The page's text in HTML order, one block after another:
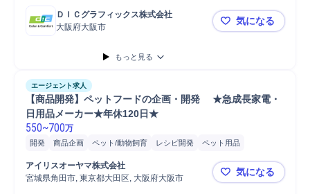
ＤＩＣグラフィックス株式会社
大阪府大阪市
西日本カス
気になる
もっと見る
エージェント求人
【商品開発】ペットフードの企画・開発　 ★急成長家電・
日用品メーカー★年休120日★
550~700万
開発 商品企画 ペット/動物飼育 レシピ開発
ペット用品
商品企画開発
アイリスオーヤマ株式会社
宮城県角田市, 東京都大田区, 大阪府大阪市
【商品開
気になる